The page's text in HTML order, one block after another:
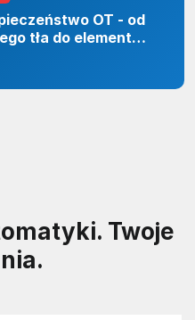
OT - od
tła do elementu
Twoje